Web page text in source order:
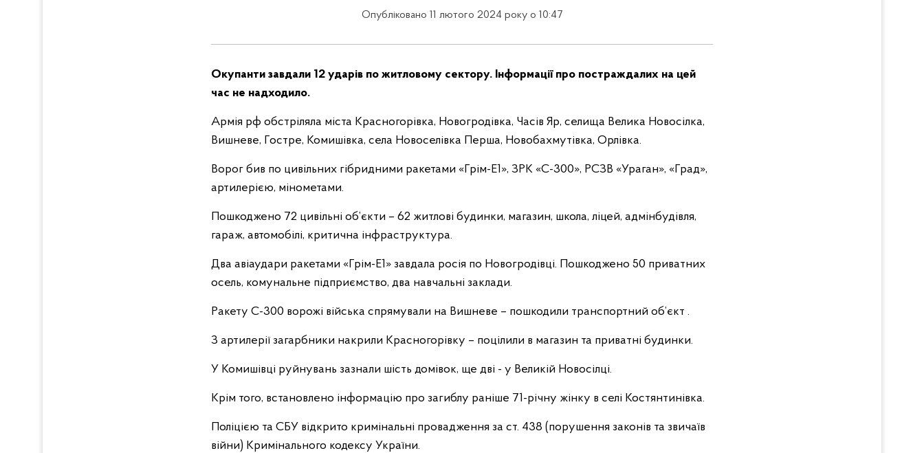
Опубліковано 11 лютого 2024 року о 10:47
Окупанти завдали 12 ударів по житловому сектору. Інформації про постраждалих на цей
час не надходило.
Армія рф обстріляла міста Красногорівка, Новогродівка, Часів Яр, селища Велика Новосілка,
Вишневе, Гостре, Комишівка, села Новоселівка Перша, Новобахмутівка, Орлівка.
Ворог бив по цивільних гібридними ракетами «Грім-Е1», ЗРК «С-300», РСЗВ «Ураган», «Град»,
артилерією, мінометами.
Пошкоджено 72 цивільні об’єкти – 62 житлові будинки, магазин, школа, ліцей, адмінбудівля,
гараж, автомобілі, критична інфраструктура.
Два авіаудари ракетами «Грім-Е1» завдала росія по Новогродівці. Пошкоджено 50 приватних
осель, комунальне підприємство, два навчальні заклади.
Ракету С-300 ворожі війська спрямували на Вишневе – пошкодили транспортний об’єкт .
З артилерії загарбники накрили Красногорівку – поцілили в магазин та приватні будинки.
У Комишівці руйнувань зазнали шість домівок, ще дві - у Великій Новосілці.
Крім того, встановлено інформацію про загиблу раніше 71-річну жінку в селі Костянтинівка.
Поліцією та СБУ відкрито кримінальні провадження за ст. 438 (порушення законів та звичаїв
війни) Кримінального кодексу України.